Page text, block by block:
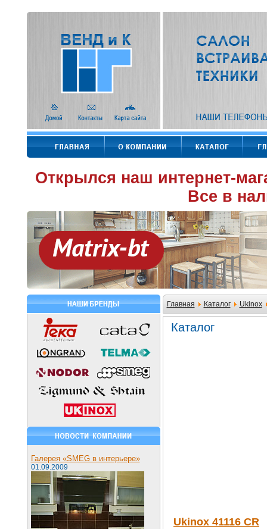
Открылся наш интернет-
Все в
Главная Каталог Ukinox
Галерея «SMEG в интерьере»
01.09.2009
Каталог
Ukinox 41116 CR